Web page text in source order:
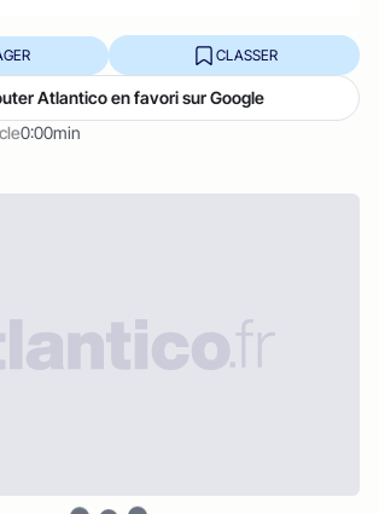
0:00min
CLASSER
Atlantico en favori sur Google